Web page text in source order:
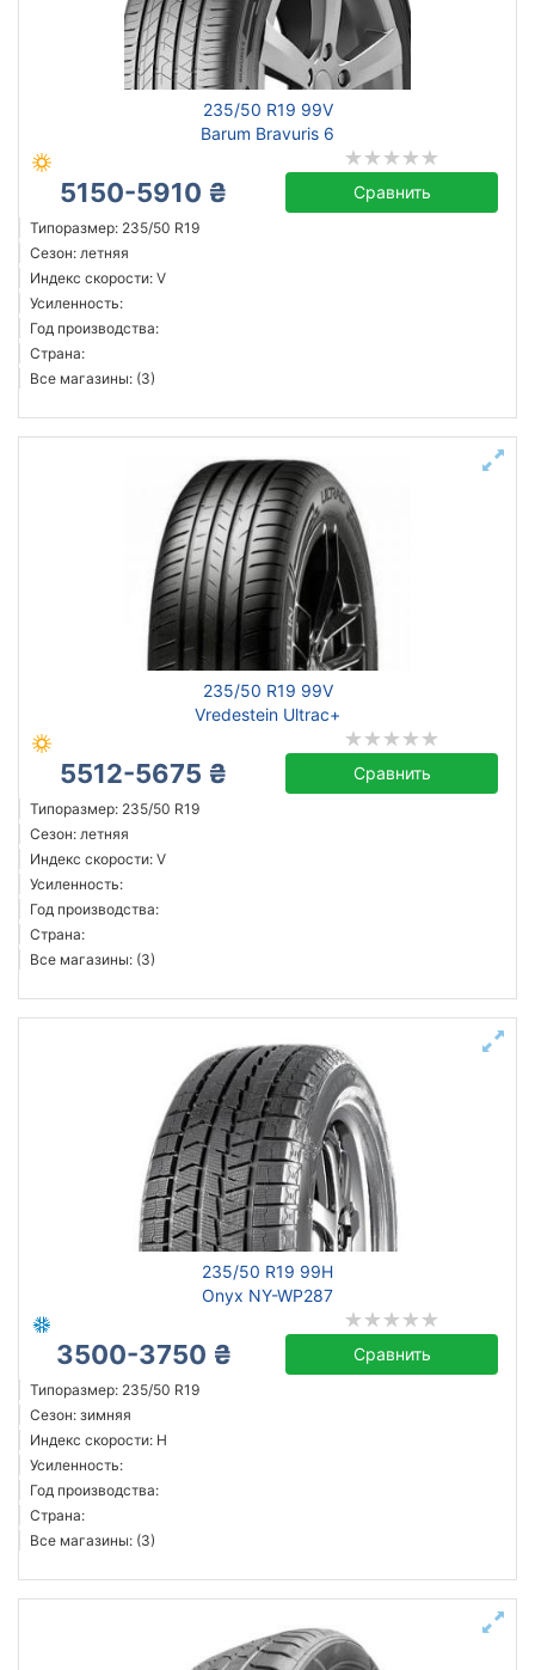
235/50 R19 99V
Barum Bravuris 6
5150-5910 ₴ Сравнить
Типоразмер: 235/50 R19
Сезон: летняя
Индекс скорости: V
Усиленность:
Год производства:
Страна:
Все магазины: (3)
235/50 R19 99V
Vredestein Ultrac+
5512-5675 ₴ Сравнить
Типоразмер: 235/50 R19
Сезон: летняя
Индекс скорости: V
Усиленность:
Год производства:
Страна:
Все магазины: (3)
235/50 R19 99H
Onyx NY-WP287
3500-3750 ₴ Сравнить
Типоразмер: 235/50 R19
Сезон: зимняя
Индекс скорости: H
Усиленность:
Год производства:
Страна:
Все магазины: (3)